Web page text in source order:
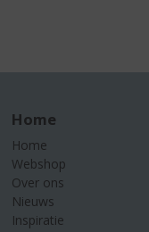
Home
Home
Webshop
Over ons
Nieuws
Inspiratie